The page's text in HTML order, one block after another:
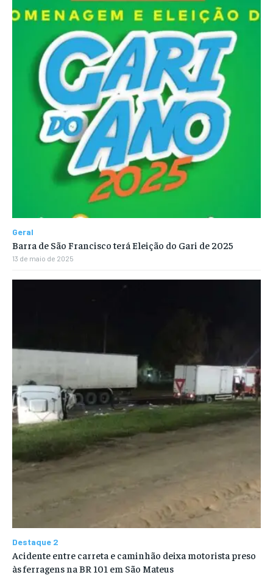
Geral
Barra de São Francisco terá Eleição do Gari de 2025
13 de maio de 2025
Destaque 2
Acidente entre carreta e caminhão deixa motorista preso
às ferragens na BR 101 em São Mateus